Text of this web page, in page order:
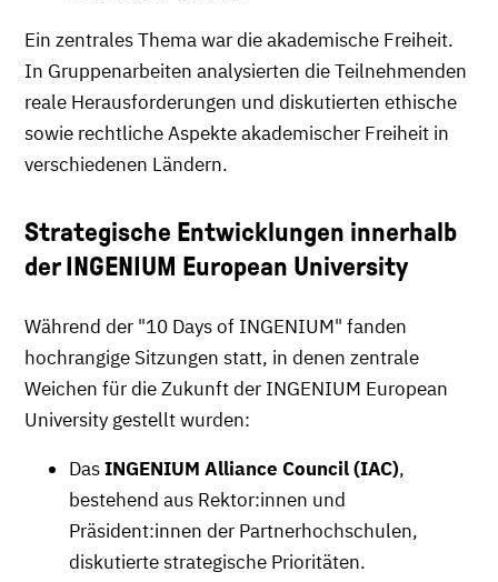
Ein zentrales Thema war die akademische Freiheit.
In Gruppenarbeiten analysierten die Teilnehmenden
reale Herausforderungen und diskutierten ethische
sowie rechtliche Aspekte akademischer Freiheit in
verschiedenen Ländern.
Strategische Entwicklungen innerhalb
der INGENIUM European University
Während der "10 Days of INGENIUM" fanden
hochrangige Sitzungen statt, in denen zentrale
Weichen für die Zukunft der INGENIUM European
University gestellt wurden:
DasINGENIUM Alliance Council (IAC),
bestehend aus Rektor:innen und
Präsident:innen der Partnerhochschulen,
diskutierte strategische Prioritäten.